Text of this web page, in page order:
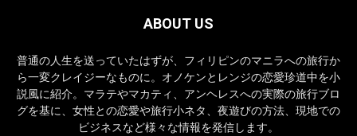
ABOUT US
普通の人生を送っていたはずが、フィリピンのマニラへの旅行か
ら一変クレイジーなものに。オノケンとレンジの恋愛珍道中を小
説風に紹介。マラテやマカティ、アンヘレスへの実際の旅行ブロ
グを基に、女性との恋愛や旅行小ネタ、夜遊びの方法、現地での
ビジネスなど様々な情報を発信します。